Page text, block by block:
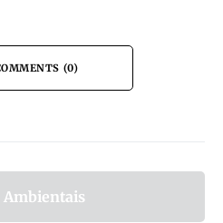
(0)
Ambientais